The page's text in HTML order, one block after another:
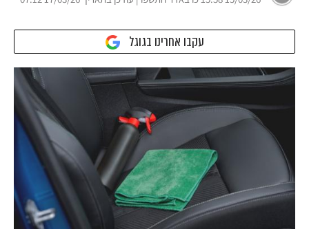
עקבו אחרינו בגוגל